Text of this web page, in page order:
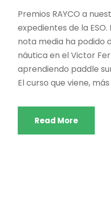
Premios RAYCO a
expedientes de la
nota media ha podido
náutica en el Victor
aprendiendo paddle surf
El curso que viene,
Read More